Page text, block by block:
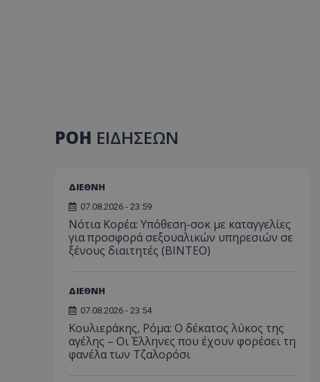
ΡΟΗ ΕΙΔΗΣΕΩΝ
ΔΙΕΘΝΗ
07.08.2026 - 23:59
Νότια Κορέα: Υπόθεση-σοκ με καταγγελίες
για προσφορά σεξουαλικών υπηρεσιών σε
ξένους διαιτητές (BINTEO)
ΔΙΕΘΝΗ
07.08.2026 - 23:54
Κουλιεράκης, Ρόμα: Ο δέκατος λύκος της
αγέλης – Οι Έλληνες που έχουν φορέσει τη
φανέλα των Τζαλορόσι